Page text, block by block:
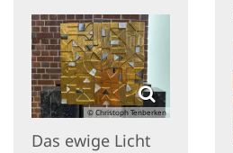
© Christoph Tenberken
Das ewige Licht